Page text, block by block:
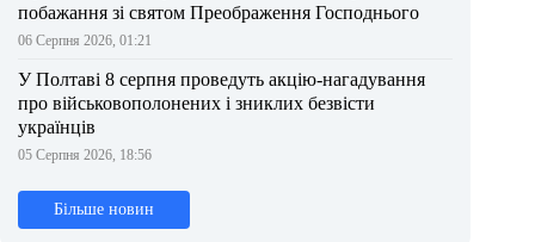
побажання зі святом Преображення Господнього
06 Серпня 2026, 01:21
У Полтаві 8 серпня проведуть акцію-нагадування
про військовополонених і зниклих безвісти
українців
05 Серпня 2026, 18:56
Більше новин